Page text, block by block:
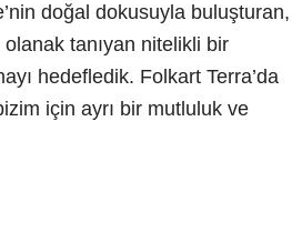
doğal dokusuyla buluşturan,
tanıyan nitelikli bir
hedefledik. Folkart Terra’da
için ayrı bir mutluluk ve